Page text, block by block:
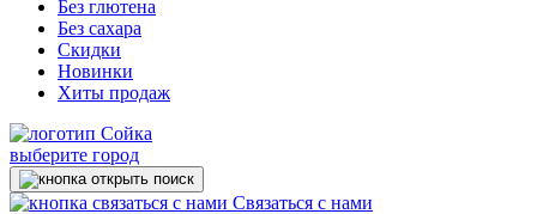
Без глютена
Без сахара
Скидки
Новинки
Хиты продаж
выберите город
Связаться с нами